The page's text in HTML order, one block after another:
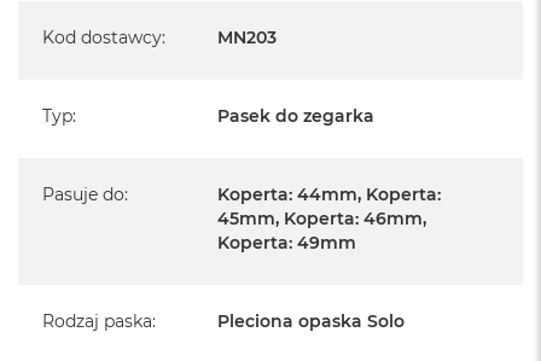
Kod dostawcy: MN203
Typ: Pasek do zegarka
Pasuje do:
Koperta: 44mm, Koperta:
45mm, Koperta: 46mm,
Koperta: 49mm
Rodzaj paska: Pleciona opaska Solo